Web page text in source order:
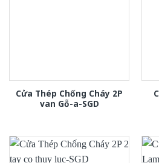
Cửa Thép Chống Cháy 2P
van Gỗ-a-SGD